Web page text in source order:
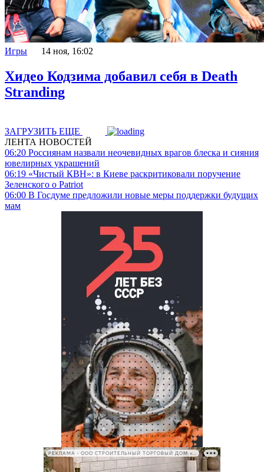
Игры 14 ноя, 16:02
Хидео Кодзима добавил себя в Death
Stranding
ЗАГРУЗИТЬ ЕЩЕ
ЛЕНТА НОВОСТЕЙ
06:20 Россиянам назвали неочевидных врагов блеска и сияния
ювелирных украшений
06:19 «Чистый КВН»: в Киеве раскритиковали поручение
Зеленского о Patriot
06:00 В Госдуме предложили новые меры поддержки будущих
мам